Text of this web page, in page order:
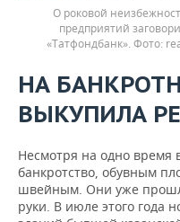
О роковой
предприятий
«Татфондбанк».
НА
ВЫКУПИЛА
Несмотря на одно время
банкротство, обувным
швейным. Они уже
руки. В июле этого года